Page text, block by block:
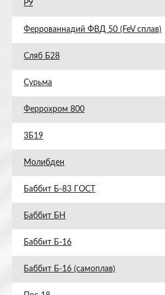
Р9
Феррованнадий ФВД 50 (FeV сплав)
Сляб Б28
Сурьма
Феррохром 800
3Б19
Молибден
Баббит Б-83 ГОСТ
Баббит БН
Баббит Б-16
Баббит Б-16 (самоплав)